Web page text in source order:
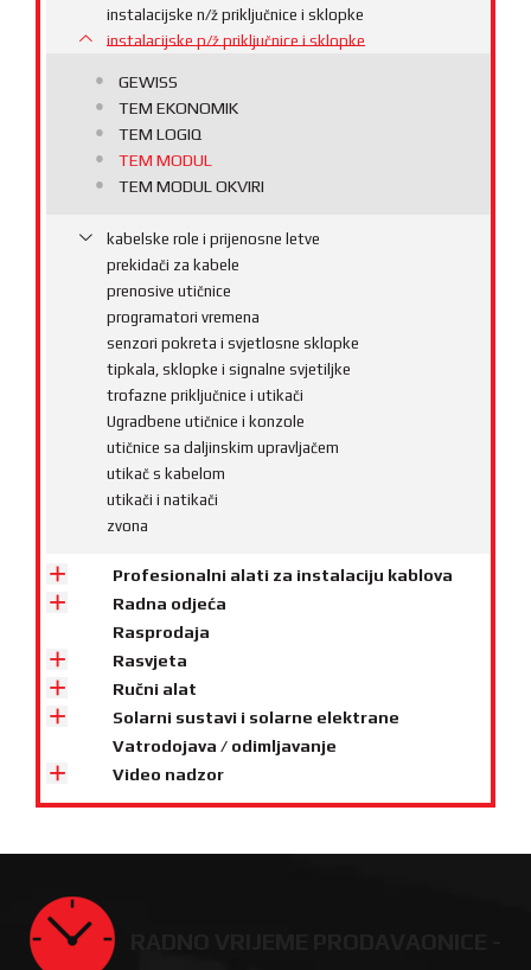
instalacijske n/ž priključnice i sklopke
instalacijske p/ž priključnice i sklopke
GEWISS
TEM EKONOMIK
TEM LOGIQ
TEM MODUL
TEM MODUL OKVIRI
kabelske role i prijenosne letve
prekidači za kabele
prenosive utičnice
programatori vremena
senzori pokreta i svjetlosne sklopke
tipkala, sklopke i signalne svjetiljke
trofazne priključnice i utikači
Ugradbene utičnice i konzole
utičnice sa daljinskim upravljačem
utikač s kabelom
utikači i natikači
zvona
Profesionalni alati za instalaciju kablova
Radna odjeća
Rasprodaja
Rasvjeta
Ručni alat
Solarni sustavi i solarne elektrane
Vatrodojava / odimljavanje
Video nadzor